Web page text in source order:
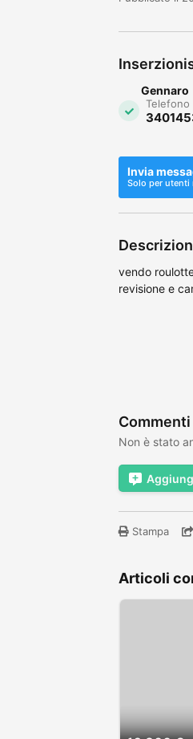
Gennaro
Telefono
Invia
Solo per utenti
vendo
revisione e
Commenti
Non è stato
Stampa
Articoli